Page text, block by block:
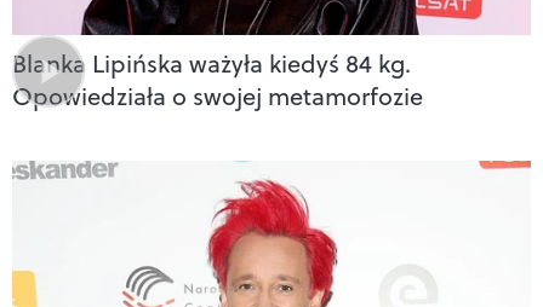
Blanka Lipińska ważyła kiedyś 84 kg.
Opowiedziała o swojej metamorfozie